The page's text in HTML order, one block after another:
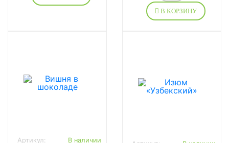
В КОРЗИНУ
Артикул:
В наличии